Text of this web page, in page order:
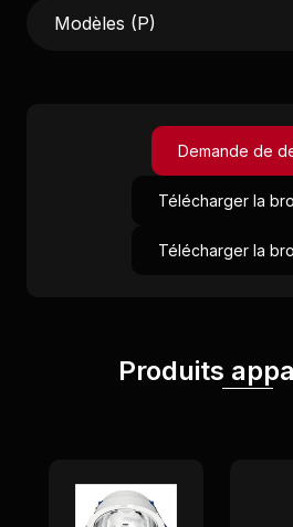
Modèles (P)
Demande de
Télécharger la
Télécharger la
Produits